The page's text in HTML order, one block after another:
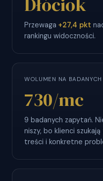
Przewaga +27,4 pkt
rankingu widoczności.
WOLUMEN NA
730/mc
9 badanych zapytań.
niszy, bo klienci
treści i konkretne